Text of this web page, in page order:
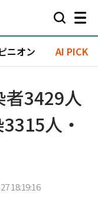
ニオン AI PICK
3429人
人・
18:19:16